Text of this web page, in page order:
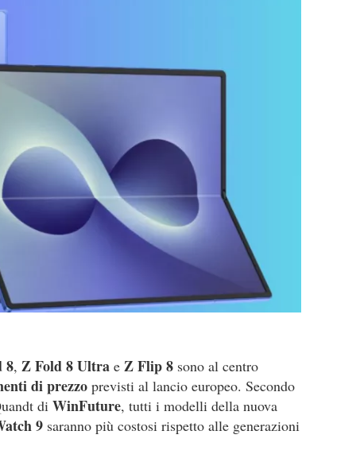
8, Z Fold 8 Ultra e Z Flip 8 sono al centro
di prezzo previsti al lancio europeo. Secondo
di WinFuture, tutti i modelli della nuova
9 saranno più costosi rispetto alle generazioni